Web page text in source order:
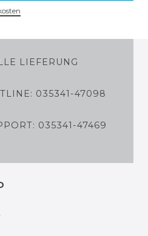
LIEFERUNG
035341-47098
035341-47469